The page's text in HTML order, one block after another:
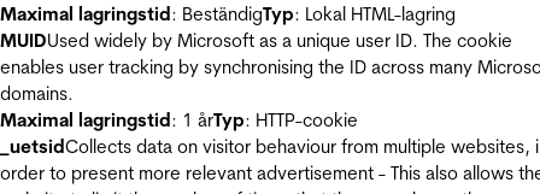
Maximal lagringstid: BeständigTyp: Lokal HTML-lagring
MUIDUsed widely by Microsoft as a unique user ID. The cookie
enables user tracking by synchronising the ID across many
domains.
Maximal lagringstid: 1 årTyp: HTTP-cookie
_uetsidCollects data on visitor behaviour from multiple websites,
order to present more relevant advertisement - This also allows